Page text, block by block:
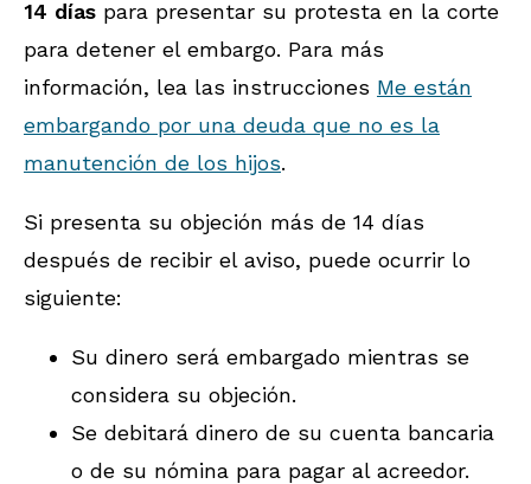
14 días para presentar su protesta en la corte
para detener el embargo. Para más
información, lea las instrucciones Me están
embargando por una deuda que no es la
manutención de los hijos.
Si presenta su objeción más de 14 días
después de recibir el aviso, puede ocurrir lo
siguiente:
Su dinero será embargado mientras se
considera su objeción.
Se debitará dinero de su cuenta bancaria
o de su nómina para pagar al acreedor.